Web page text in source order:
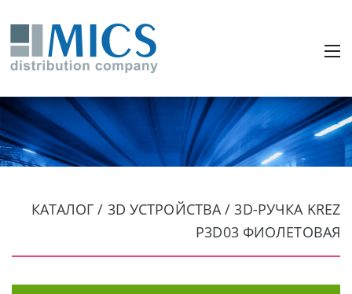
КАТАЛОГ / 3D УСТРОЙСТВА / 3D-РУЧКА KREZ
P3D03 ФИОЛЕТОВАЯ